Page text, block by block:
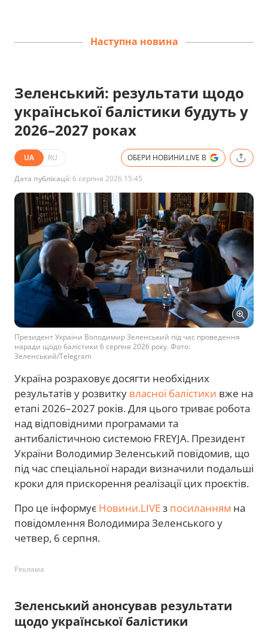
Наступна новина
Зеленський: результати щодо
української балістики будуть у
2026–2027 роках
UA RU ОБЕРИ НОВИНИ.LIVE В
Дата публікації: 6 серпня 2026 15:45
Президент України Володимир Зеленський під час проведення
наради щодо балістики 6 серпня 2026 року. Фото:
Зеленський/Telegram
Україна розраховує досягти необхідних
результатів у розвитку власної балістики вже на
етапі 2026–2027 років. Для цього триває робота
над відповідними програмами та
антибалістичною системою FREYJA. Президент
України Володимир Зеленський повідомив, що
під час спеціальної наради визначили подальші
кроки для прискорення реалізації цих проєктів.
Про це інформує Новини.LIVEз посиланням на
повідомлення Володимира Зеленського у
четвер, 6 серпня.
Реклама
Зеленський анонсував результати
щодо української балістики